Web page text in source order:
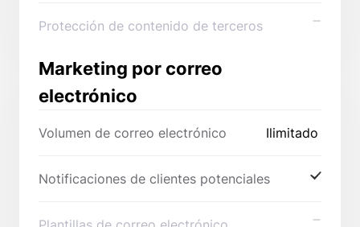
Protección de contenido de terceros
Marketing por correo
electrónico
Volumen de correo electrónico Ilimitado
Notificaciones de clientes potenciales